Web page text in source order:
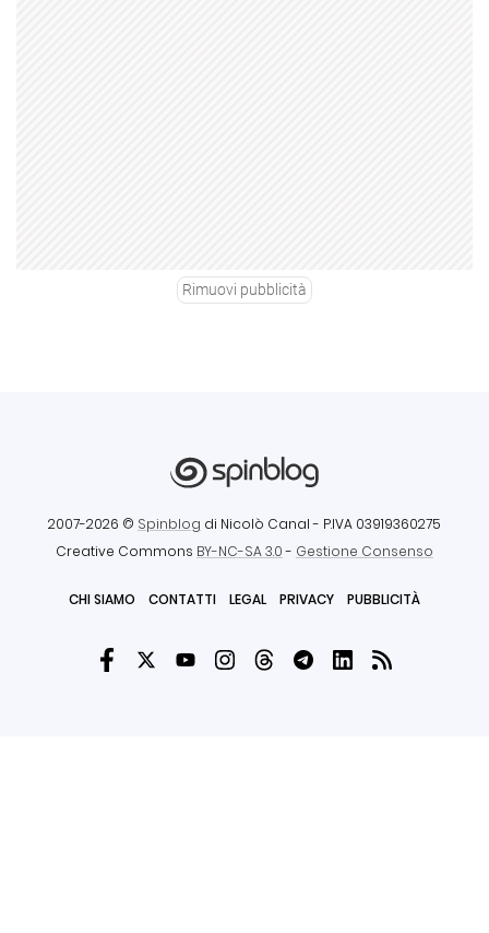
Rimuovi pubblicità
2007-2026 © Spinblog di Nicolò Canal - P.IVA 03919360275
Creative Commons BY-NC-SA 3.0- Gestione Consenso
CHI SIAMO CONTATTI LEGAL PRIVACY PUBBLICITÀ